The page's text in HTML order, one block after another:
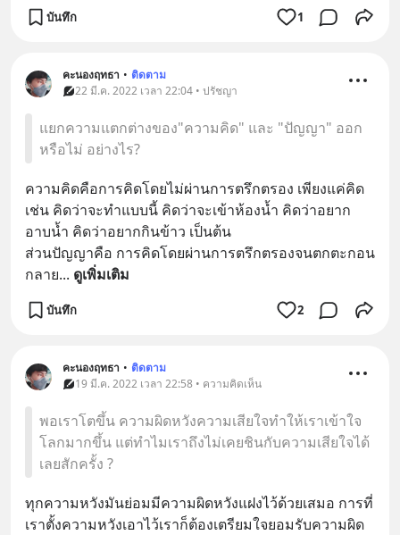
บันทึก 1
คะนองฤทธา • ติดตาม
22 มี.ค. 2022 เวลา 22:04 • ปรัชญา
แยกความแตกต่างของ"ความคิด" และ "ปัญญา" ออก
หรือไม่ อย่างไร?
ความคิดคือการคิดโดยไม่ผ่านการตรึกตรอง เพียงแค่คิด
เช่น คิดว่าจะทำแบบนี้ คิดว่าจะเข้าห้องน้ำ คิดว่าอยาก
อาบน้ำ คิดว่าอยากกินข้าว เป็นต้น
ส่วนปัญญาคือ การคิดโดยผ่านการตรึกตรองจนตกตะกอน
กลาย... ดูเพิ่มเติม
บันทึก 2
คะนองฤทธา • ติดตาม
19 มี.ค. 2022 เวลา 22:58 • ความคิดเห็น
พอเราโตขึ้น ความผิดหวังความเสียใจทำให้เราเข้าใจ
โลกมากขึ้น แต่ทำไมเราถึงไม่เคยชินกับความเสียใจได้
เลยสักครั้ง ?
ทุกความหวังมันย่อมมีความผิดหวังแฝงไว้ด้วยเสมอ การที่
เราตั้งความหวังเอาไว้เราก็ต้องเตรียมใจยอมรับความผิด